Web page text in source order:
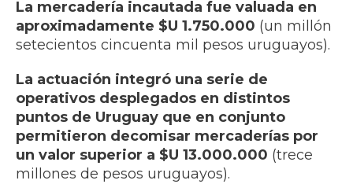
La mercadería incautada fue valuada en
aproximadamente $U 1.750.000 (un millón
setecientos cincuenta mil pesos uruguayos).
La actuación integró una serie de
operativos desplegados en distintos
puntos de Uruguay que en conjunto
permitieron decomisar mercaderías por
un valor superior a $U 13.000.000 (trece
millones de pesos uruguayos).